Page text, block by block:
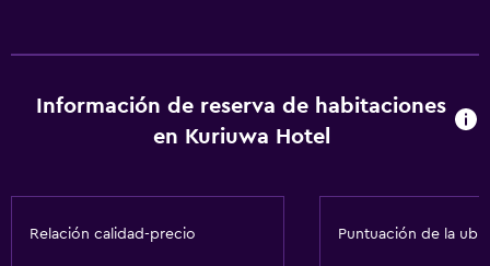
Información de reserva de habitaciones
en Kuriuwa Hotel
Relación calidad-precio Puntuación de la